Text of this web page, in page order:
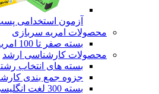
آزمون استخدامی پست
محصولات امریه سربازی
بسته صفر تا 100 امریه سربازی
محصولات کارشناسی ارشد
بسته های انتخاب رشته
جزوه جمع بندی
بسته 300 لغت انگلیسی ارشد روانشناسی